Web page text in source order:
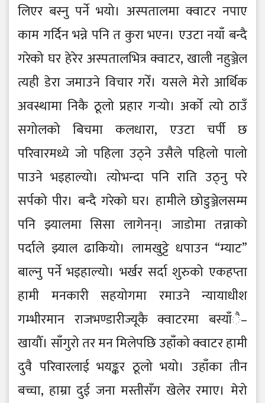
लिएर बस्नु पर्ने भयो। अस्पतालमा क्वाटर नपाए
काम गर्दिन भन्ने पनि त कुरा भएन। एउटा नयाँ बन्दै
गरेको घर हेरेर अस्पतालभित्र क्वाटर, खाली नहुञ्जेल
त्यही डेरा जमाउने विचार गरेँ। यसले मेरो आर्थिक
अवस्थामा निकै ठूलो प्रहार गर्‍यो। अर्काे त्यो ठाउँ
सगोलको बिचमा कलधारा, एउटा चर्पी छ
परिवारमध्ये जो पहिला उठ्ने उसैले पहिलो पालो
पाउने भइहाल्यो। त्योभन्दा पनि राति उठ्नु परे
सर्पको पीर। बन्दै गरेको घर। हामीले छोडुञ्जेलसम्म
पनि झ्यालमा सिसा लागेनन्। जाडोमा तन्नाको
पर्दाले झ्याल ढाकियो। लामखुट्टे धपाउन “म्याट”
बाल्नु पर्ने भइहाल्यो। भर्खर सर्दा शुरुको एकहप्ता
हामी मनकारी सहयोगमा रमाउने न्यायाधीश
गम्भीरमान राजभण्डारीज्यूकै क्वाटरमा बस्याँै–
खायौँ। साँगुरो तर मन मिलेपछि उहाँको क्वाटर हामी
दुवै परिवारलाई भयङ्कर ठूलो भयो। उहाँका तीन
बच्चा, हाम्रा दुई जना मस्तीसँग खेलेर रमाए। मेरो